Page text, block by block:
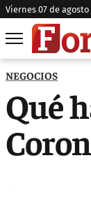
viernes 07 de
NEGOCIOS
Qué